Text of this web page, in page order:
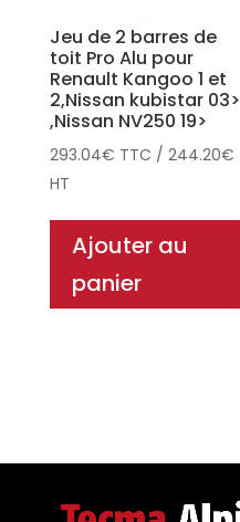
Jeu de 2 barres de
toit Pro Alu pour
Renault Kangoo 1 et
2,Nissan kubistar 03>
,Nissan NV250 19>
293.04€ TTC / 244.20€
HT
Ajouter au
panier